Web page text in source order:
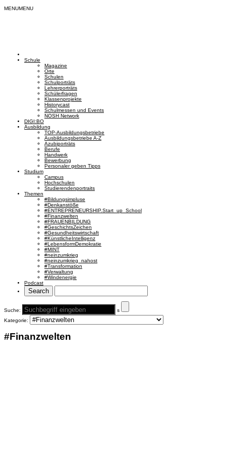
MENUMENU
Schule
Magazine
Orte
Schulen
Schulporträts
Lehrerporträts
Schülerfragen
Klassenprojekte
Historycast
Schulmessen und Events
NOSH Network
DIGI:BO
Ausbildung
TOP-Ausbildungsbetriebe
Ausbildungsbetriebe A-Z
Azubiporträts
Berufe
Handwerk
Bewerbung
Personaler geben Tipps
Studium
Campus
Hochschulen
Studierendenportraits
Themen
#Bildungsimpluse
#Denkanstöße
#ENTREPRENEURSHIP.Start_up_School
#Finanzwelten
#FRAUENBILDUNG
#GeschichtsZeichen
#Gesundheitswirtschaft
#KünstlicheIntelligenz
#LebensformDemokratie
#MINT
#neinzumkrieg
#neinzumkrieg_nahost
#Transformation
#Verwaltung
#Windenergie
Podcast
Suche:
s
Kategorie:
#Finanzwelten